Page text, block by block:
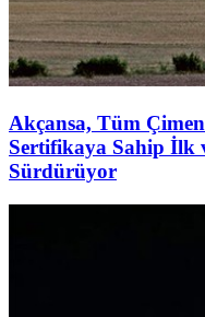
Akçansa, Tüm
Sertifikaya Sahip İlk
Sürdürüyor